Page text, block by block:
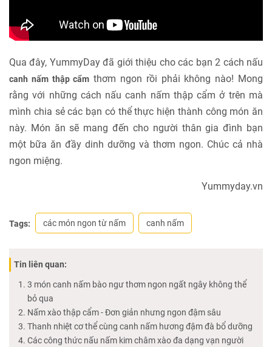
Qua đây, YummyDay đã giới thiệu cho các bạn 2 cách nấu
canh nấm thập cẩm thơm ngon rồi phải không nào! Mong
rằng với những cách nấu canh nấm thập cẩm ở trên mà
mình chia sẻ các bạn có thể thực hiện thành công món ăn
này. Món ăn sẽ mang đến cho người thân gia đình bạn
một bữa ăn đầy dinh dưỡng và thơm ngon. Chúc cả nhà
ngon miệng.
Yummyday.vn
Tags: các món ngon từ nấm canh nấm
Tin liên quan:
3 món canh nấm bào ngư thơm ngon ngất ngây không thể
bỏ qua
Nấm xào thập cẩm - Đơn giản nhưng ngon đậm sâu
Thanh nhiệt cơ thể cùng canh nấm hương đậm đà bổ dưỡng
Các công thức nấu nấm kim châm xào đa dạng vạn người